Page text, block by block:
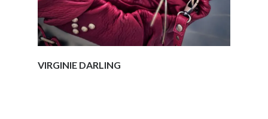
VIRGINIE DARLING